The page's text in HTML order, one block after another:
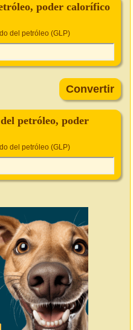
poder calorífico
del petróleo (GLP)
petróleo, poder
del petróleo (GLP)